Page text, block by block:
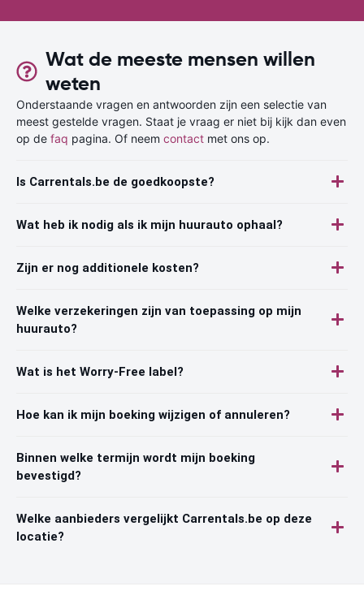
Wat de meeste mensen willen
weten
Onderstaande vragen en antwoorden zijn een selectie van
meest gestelde vragen. Staat je vraag er niet bij kijk dan even
op de faq pagina. Of neem contact met ons op.
Is Carrentals.be de goedkoopste?
Wat heb ik nodig als ik mijn huurauto ophaal?
Zijn er nog additionele kosten?
Welke verzekeringen zijn van toepassing op mijn
huurauto?
Wat is het Worry-Free label?
Hoe kan ik mijn boeking wijzigen of annuleren?
Binnen welke termijn wordt mijn boeking
bevestigd?
Welke aanbieders vergelijkt Carrentals.be op deze
locatie?